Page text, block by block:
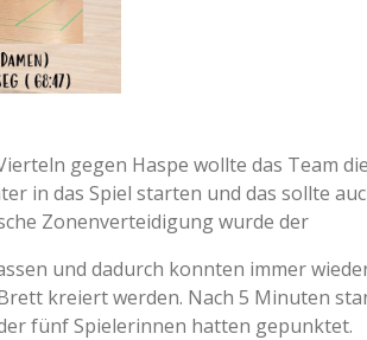
gegen Haspe wollte das Team
in das Spiel starten und das sollte
Zonenverteidigung wurde der
und dadurch konnten immer
kreiert werden. Nach 5 Minuten
fünf Spielerinnen hatten gepunktet.